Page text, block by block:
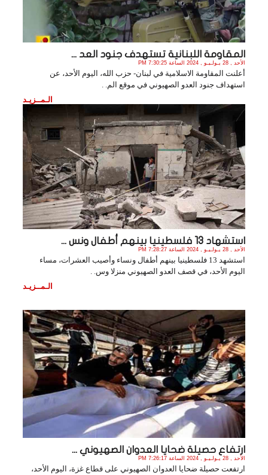
المقاومة اللبنانية تستهدف جنود العد ...
الأحد , 28 يـولـيـو , 2024 الساعة 7:30:25 PM
أعلنت المقاومة الاسلامية في لبنان- حزب الله، اليوم الأحد، عن
استهداف جنود العدو الصهيوني في موقع الم. .
الـمــزيـد
استشهاد 13 فلسطينيا بينهم أطفال ونس ...
الأحد , 28 يـولـيـو , 2024 الساعة 7:28:27 PM
استشهد 13 فلسطينيا بينهم أطفال ونساء وأصيب العشرات، مساء
اليوم الأحد، في قصف العدو الصهيوني منزلا وس. .
الـمــزيـد
ارتفاع حصيلة ضحايا العدوان الصهيوني ...
الأحد , 28 يـولـيـو , 2024 الساعة 7:26:17 PM
ارتفعت حصيلة ضحايا العدوان الصهيوني على قطاع غزة، اليوم الأحد،